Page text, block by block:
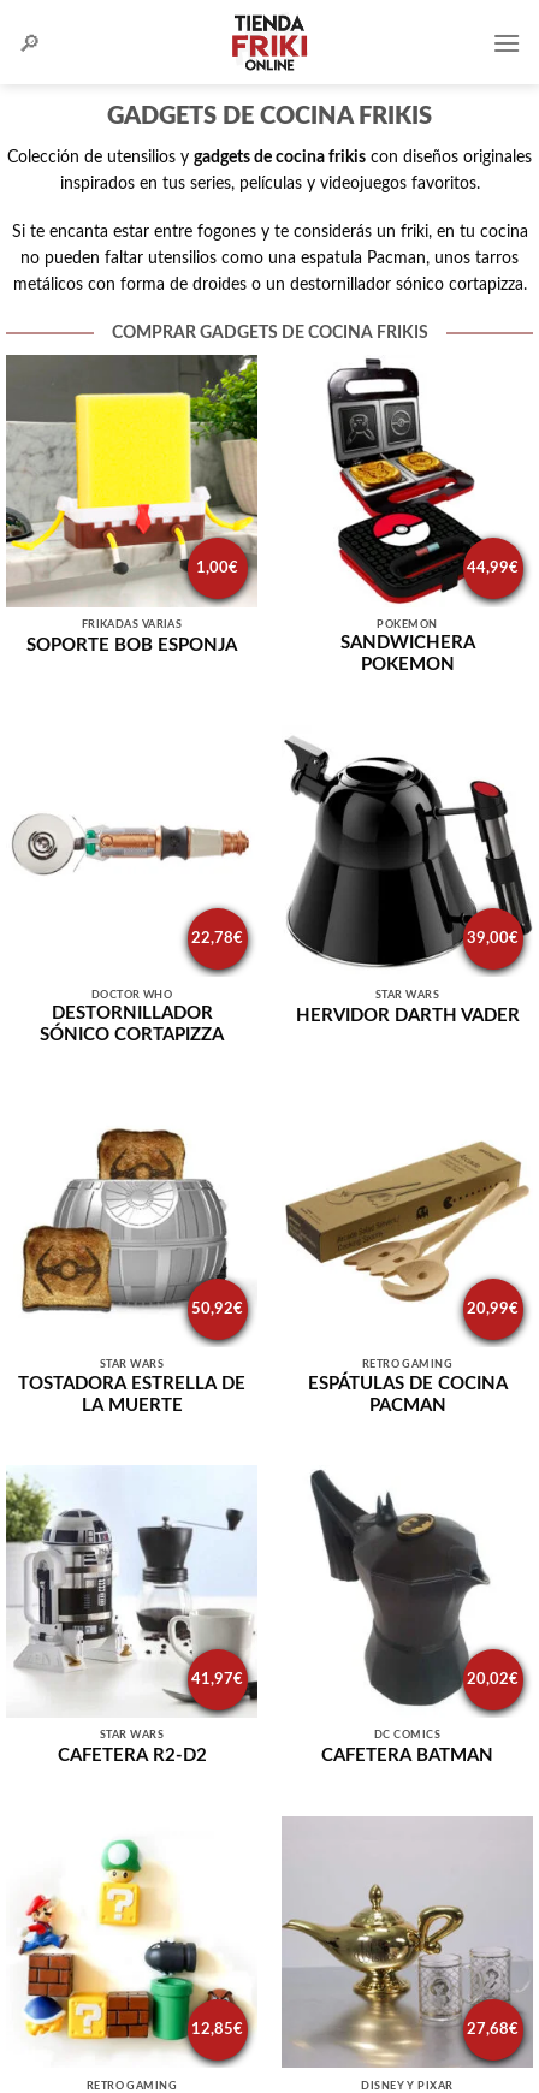
GADGETS DE COCINA FRIKIS
Colección de utensilios y gadgets de cocina frikis con diseños originales
inspirados en tus series, películas y videojuegos favoritos.
Si te encanta estar entre fogones y te considerás un friki, en tu cocina
no pueden faltar utensilios como una espatula Pacman, unos tarros
metálicos con forma de droideso un destornillador sónico cortapizza.
COMPRAR GADGETS DE COCINA FRIKIS
1,00€
FRIKADAS VARIAS
SOPORTE BOB ESPONJA
44,99€
POKEMON
SANDWICHERA
POKEMON
22,78€
DOCTOR WHO
DESTORNILLADOR
SÓNICO CORTAPIZZA
39,00€
STAR WARS
HERVIDOR DARTH VADER
50,92€
STAR WARS
TOSTADORA ESTRELLA DE
LA MUERTE
20,99€
RETRO GAMING
ESPÁTULAS DE COCINA
PACMAN
41,97€
STAR WARS
CAFETERA R2-D2
20,02€
DC COMICS
CAFETERA BATMAN
12,85€
RETRO GAMING
27,68€
DISNEY Y PIXAR